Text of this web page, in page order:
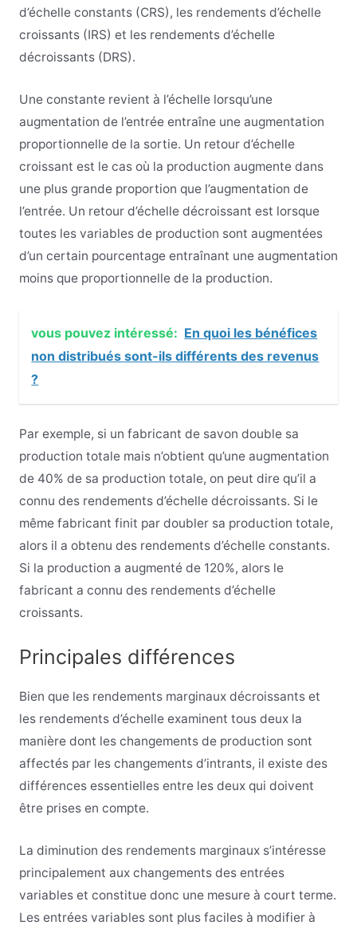
d’échelle constants (CRS), les rendements d’échelle
croissants (IRS) et les rendements d’échelle
décroissants (DRS).
Une constante revient à l’échelle lorsqu’une
augmentation de l’entrée entraîne une augmentation
proportionnelle de la sortie. Un retour d’échelle
croissant est le cas où la production augmente dans
une plus grande proportion que l’augmentation de
l’entrée. Un retour d’échelle décroissant est lorsque
toutes les variables de production sont augmentées
d’un certain pourcentage entraînant une augmentation
moins que proportionnelle de la production.
vous pouvez intéressé: En quoi les bénéfices
non distribués sont-ils différents des revenus
?
Par exemple, si un fabricant de savon double sa
production totale mais n’obtient qu’une augmentation
de 40% de sa production totale, on peut dire qu’il a
connu des rendements d’échelle décroissants. Si le
même fabricant finit par doubler sa production totale,
alors il a obtenu des rendements d’échelle constants.
Si la production a augmenté de 120%, alors le
fabricant a connu des rendements d’échelle
croissants.
Principales différences
Bien que les rendements marginaux décroissants et
les rendements d’échelle examinent tous deux la
manière dont les changements de production sont
affectés par les changements d’intrants, il existe des
différences essentielles entre les deux qui doivent
être prises en compte.
La diminution des rendements marginaux s’intéresse
principalement aux changements des entrées
variables et constitue donc une mesure à court terme.
Les entrées variables sont plus faciles à modifier à